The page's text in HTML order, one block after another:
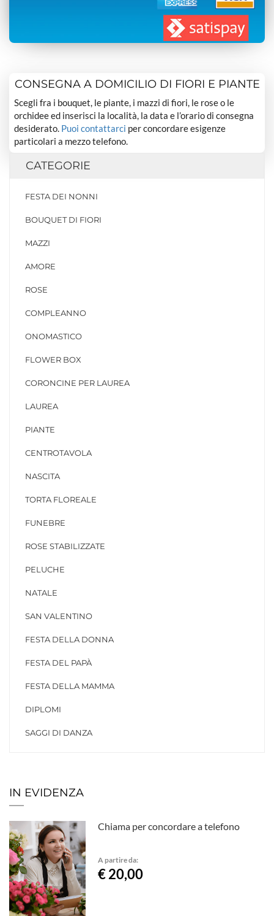
CONSEGNA A DOMICILIO DI FIORI E PIANTE
Scegli fra i bouquet, le piante, i mazzi di fiori, le rose o le
orchidee ed inserisci la località, la data e l’orario di consegna
desiderato. Puoi contattarci per concordare esigenze
particolari a mezzo telefono.
CATEGORIE
FESTA DEI NONNI
BOUQUET DI FIORI
MAZZI
AMORE
ROSE
COMPLEANNO
ONOMASTICO
FLOWER BOX
CORONCINE PER LAUREA
LAUREA
PIANTE
CENTROTAVOLA
NASCITA
TORTA FLOREALE
FUNEBRE
ROSE STABILIZZATE
PELUCHE
NATALE
SAN VALENTINO
FESTA DELLA DONNA
FESTA DEL PAPÀ
FESTA DELLA MAMMA
DIPLOMI
SAGGI DI DANZA
IN EVIDENZA
Chiama per concordare a telefono
A partire da:
€ 20,00